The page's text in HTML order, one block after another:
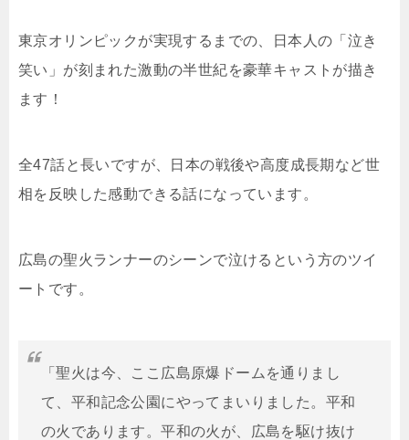
東京オリンピックが実現するまでの、日本人の「泣き
笑い」が刻まれた激動の半世紀を豪華キャストが描き
ます！
全47話と長いですが、日本の戦後や高度成長期など世
相を反映した感動できる話になっています。
広島の聖火ランナーのシーンで泣けるという方のツイ
ートです。
「聖火は今、ここ広島原爆ドームを通りまし
て、平和記念公園にやってまいりました。平和
の火であります。平和の火が、広島を駆け抜け